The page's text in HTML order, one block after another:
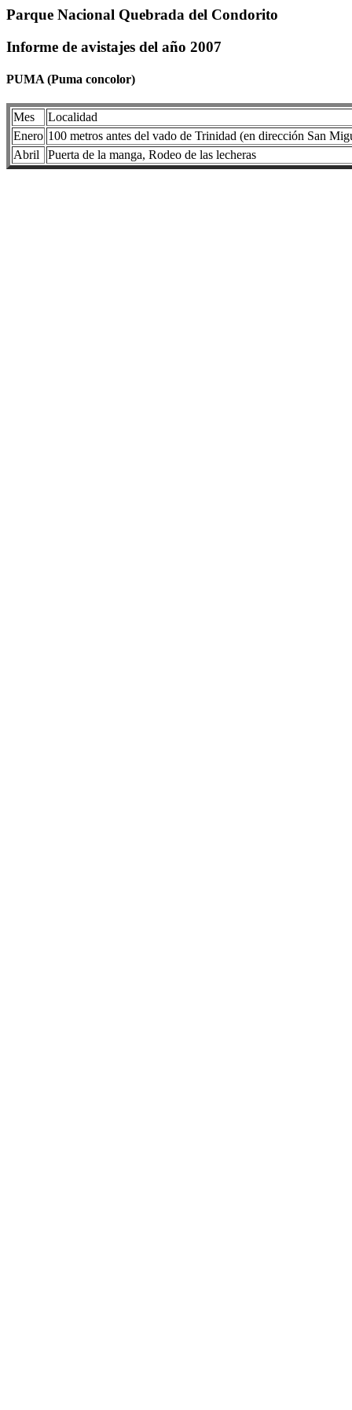
Parque Nacional Quebrada del Condorito
Informe de avistajes del año 2007
PUMA (Puma concolor)
Mes
Localidad
Enero 100 metros antes del vado de Trinidad (en dirección San
Abril
Puerta de la manga, Rodeo de las lecheras